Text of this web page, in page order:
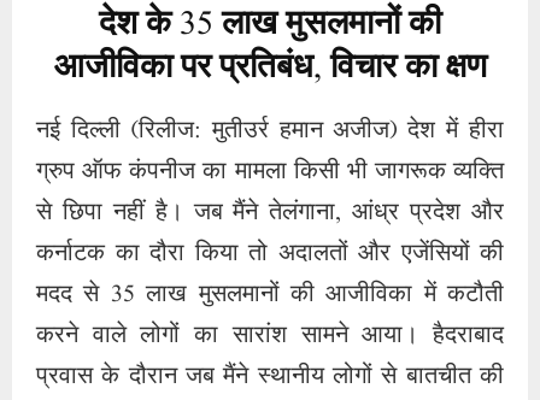
देश के35 लाख मुसलमानों की
आजीविका पर प्रतिबंध,विचार का क्षण
नई दिल्ली (रिलीज: मुतीउर्र हमान अजीज) देश में हीरा
ग्रुप ऑफ कंपनीज का मामला किसी भी जागरूक व्यक्ति
से छिपा नहीं है। जब मैंने तेलंगाना, आंध्र प्रदेश और
कर्नाटक का दौरा किया तो अदालतों और एजेंसियों की
मदद से 35 लाख मुसलमानों की आजीविका में कटौती
करने वाले लोगों का सारांश सामने आया। हैदराबाद
प्रवास के दौरान जब मैंने स्थानीय लोगों से बातचीत की